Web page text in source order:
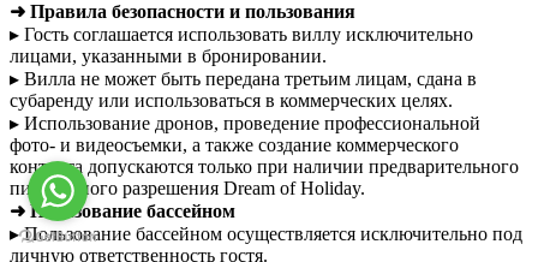
➜ Правила безопасности и пользования
▸ Гость соглашается использовать виллу исключительно
лицами, указанными в бронировании.
▸ Вилла не может быть передана третьим лицам, сдана в
субаренду или использоваться в коммерческих целях.
▸ Использование дронов, проведение профессиональной
фото- и видеосъемки, а также создание коммерческого
контента допускаются только при наличии предварительного
письменного разрешения Dream of Holiday.
➜ Пользование бассейном
▸ Пользование бассейном осуществляется исключительно под
личную ответственность гостя.